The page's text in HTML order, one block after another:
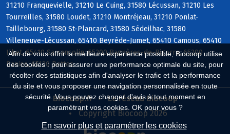
Afin de vous offrir la meilleure expérience possible, Biocoop utilise
des cookies : pour assurer une performance optimale du site, pour
récolter des statistiques afin d'analyser le trafic et la performance
du site et vous proposer une navigation personnalisée en toute
sécurité. Vous pouvez changer d'avis à tout moment en
paramétrant vos cookies. OK pour vous ?
En savoir plus et paramétrer les cookies
31210 Franquevielle, 31210 Le Cuing, 31580 Lécussan, 31210 Les
Tourreilles, 31580 Loudet, 31210 Montréjeau, 31210 Ponlat-
Taillebourg, 31580 St-Plancard, 31580 Sédeilhac, 31580
Villeneuve-Lécussan, 65410 Beyrède-Jumet, 65410 Camous, 65410
Ilhet, 65410 Sarrancolin, 65200 Bagnères-de-Bigorre, 65200
Banios, 65130 Bettes
Biocoop.fr
Le réseau Biocoop
Copyright Biocoop 2026